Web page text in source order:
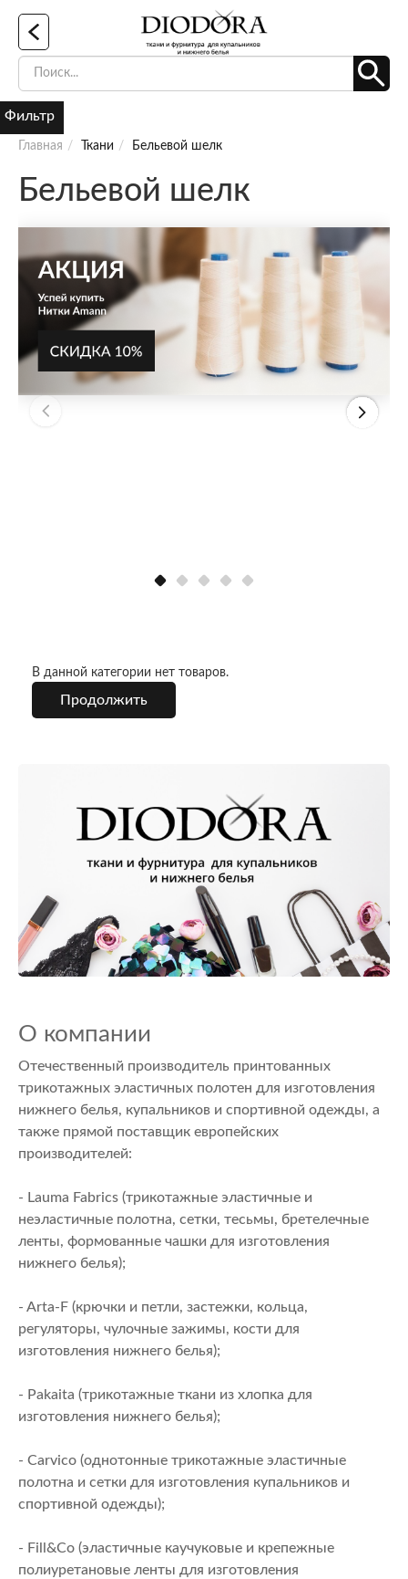
Главная Ткани Бельевой шелк
Бельевой шелк
В данной категории нет товаров.
Продолжить
О компании
Отечественный производитель принтованных
трикотажных эластичных полотен для изготовления
нижнего белья, купальников и спортивной одежды, а
также прямой поставщик европейских
производителей:
- Lauma Fabrics (трикотажные эластичные и
неэластичные полотна, сетки, тесьмы, бретелечные
ленты, формованные чашки для изготовления
нижнего белья);
- Arta-F (крючки и петли, застежки, кольца,
регуляторы, чулочные зажимы, кости для
изготовления нижнего белья);
- Pakaita (трикотажные ткани из хлопка для
изготовления нижнего белья);
- Carvico (однотонные трикотажные эластичные
полотна и сетки для изготовления купальников и
спортивной одежды);
- Fill&Co (эластичные каучуковые и крепежные
полиуретановые ленты для изготовления
Фильтр